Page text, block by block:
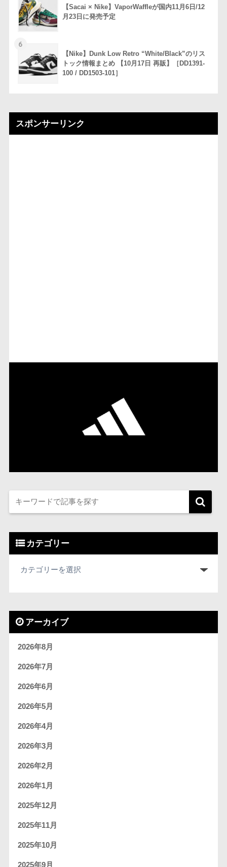
【Sacai × Nike】VaporWaffleが国内11月6日/12
月23日に発売予定
6
【Nike】Dunk Low Retro “White/Black”のリス
トック情報まとめ 【10月17日 再販】［DD1391-
100 / DD1503-101］
スポンサーリンク
カテゴリー
アーカイブ
2026年8月
2026年7月
2026年6月
2026年5月
2026年4月
2026年3月
2026年2月
2026年1月
2025年12月
2025年11月
2025年10月
2025年9月